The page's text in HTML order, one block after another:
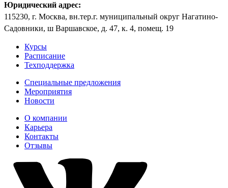
Юридический адрес:
115230, г. Москва, вн.тер.г. муниципальный округ Нагатино-
Садовники, ш Варшавское, д. 47, к. 4, помещ. 19
Курсы
Расписание
Техподдержка
Специальные предложения
Мероприятия
Новости
О компании
Карьера
Контакты
Отзывы